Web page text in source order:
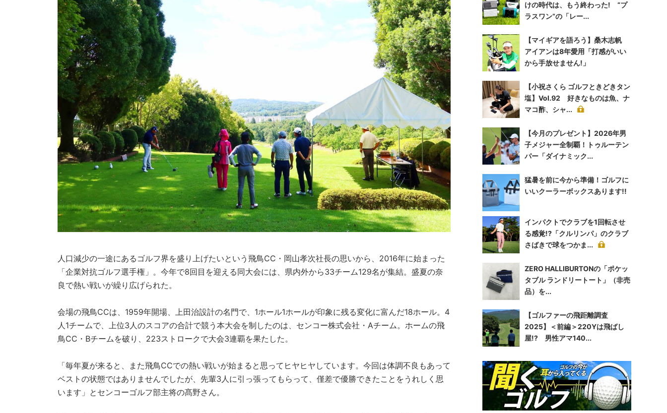
人口減少の一途にあるゴルフ界を盛り上げたいという飛鳥CC・岡山孝次社長の思いから、2016年に始まった
「企業対抗ゴルフ選手権」。今年で8回目を迎える同大会には、県内外から33チーム129名が集結。盛夏の奈
良で熱い戦いが繰り広げられた。
会場の飛鳥CCは、1959年開場、上田治設計の名門で、1ホール1ホールが印象に残る変化に富んだ18ホール。4
人1チームで、上位3人のスコアの合計で競う本大会を制したのは、センコー株式会社・Aチーム。ホームの飛
鳥CC・Bチームを破り、223ストロークで大会3連覇を果たした。
「毎年夏が来ると、また飛鳥CCでの熱い戦いが始まると思ってヒヤヒヤしています。今回は体調不良もあって
ベストの状態ではありませんでしたが、先輩3人に引っ張ってもらって、僅差で優勝できたことをうれしく思
います」とセンコーゴルフ部主将の髙野さん。
けの時代は、もう終わった! “プ
ラスワン”の「レー...
【マイギアを語ろう】桑木志帆
アイアンは8年愛用「打感がいい
から手放せません!」
【小祝さくら ゴルフときどきタン
塩】Vol.92 好きなものは魚、ナ
マコ酢、シャ...
【今月のプレゼント】2026年男
子メジャー全制覇！トゥルーテン
パー「ダイナミック...
猛暑を前に今から準備！ゴルフに
いいクーラーボックスあります!!
インパクトでクラブを1回転させ
る感覚!?「クルリンパ」のクラブ
さばきで球をつかま...
ZERO HALLIBURTONの「ポケッ
タブル ランドリートート」（非売
品）を...
【ゴルファーの飛距離調査
2025】＜前編＞220Yは飛ばし
屋!? 男性アマ140...